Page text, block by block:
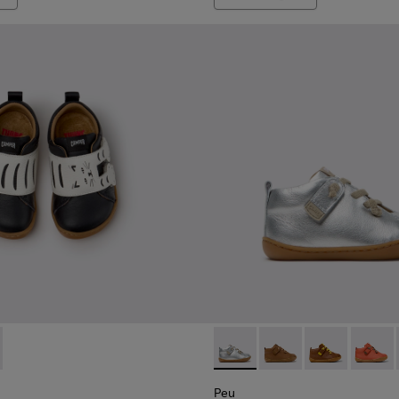
002 - Schwarz-weiße Leder-Sneaker für Kinder.
K800714-001 Peu - 80153-120 - Graue
Peu - 80153-119
Peu - 80153-
Peu -
Peu